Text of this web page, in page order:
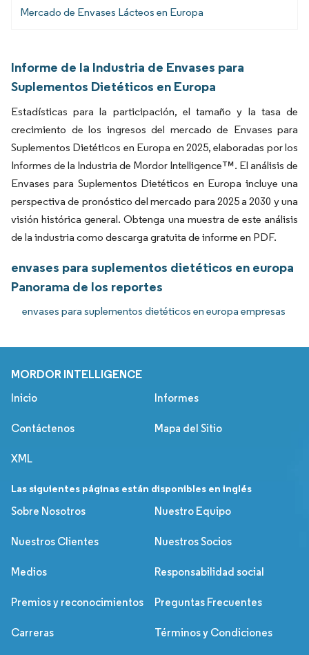
Mercado de Envases Lácteos en Europa
Informe de la Industria de Envases para
Suplementos Dietéticos en Europa
Estadísticas para la participación, el tamaño y la tasa de
crecimiento de los ingresos del mercado de Envases para
Suplementos Dietéticos en Europa en 2025, elaboradas por los
Informes de la Industria de Mordor Intelligence™. El análisis de
Envases para Suplementos Dietéticos en Europa incluye una
perspectiva de pronóstico del mercado para 2025 a 2030 y una
visión histórica general. Obtenga una muestra de este análisis
de la industria como descarga gratuita de informe en PDF.
envases para suplementos dietéticos en europa
Panorama de los reportes
envases para suplementos dietéticos en europa empresas
MORDOR INTELLIGENCE
Inicio Informes
Contáctenos Mapa del Sitio
XML
Las siguientes páginas están disponibles en inglés
Sobre Nosotros
Nuestro Equipo
Nuestros Clientes Nuestros Socios
Medios Responsabilidad social
Premios y reconocimientos Preguntas Frecuentes
Carreras Términos y Condiciones